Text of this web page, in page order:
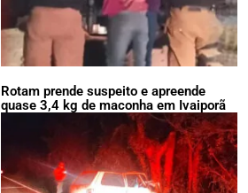
Rotam prende suspeito e apreende
quase 3,4 kg de maconha em Ivaiporã